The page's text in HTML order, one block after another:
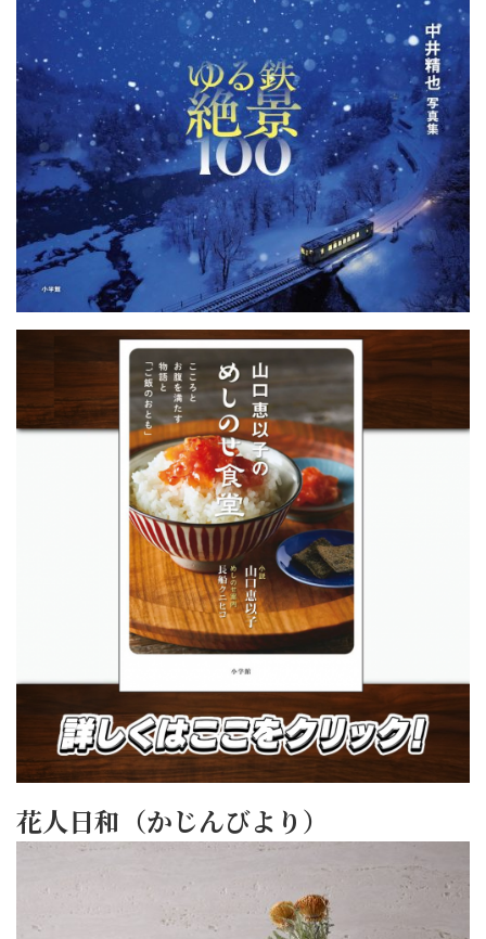
花人日和（かじんびより）